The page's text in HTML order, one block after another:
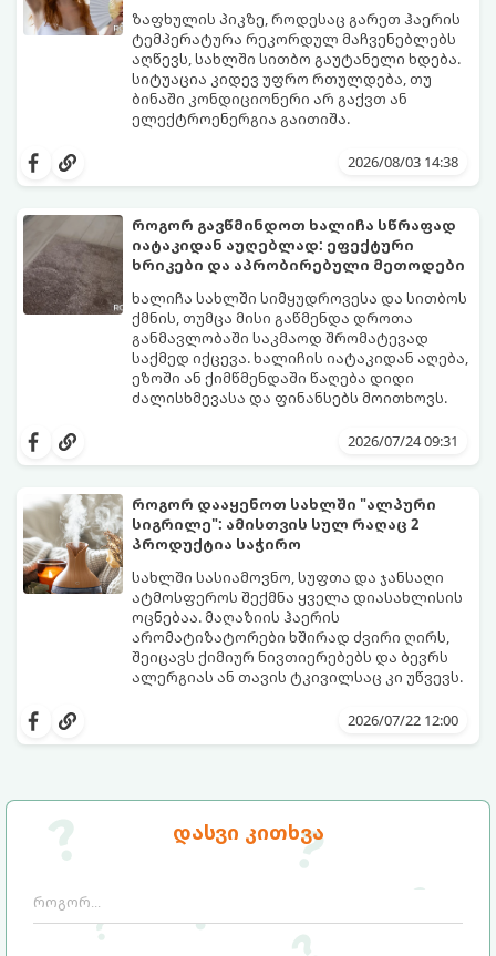
დასვი კითხვა
ზაფხულის პიკზე, როდესაც გარეთ ჰაერის
ტემპერატურა რეკორდულ მაჩვენებლებს
აღწევს, სახლში სითბო გაუტანელი ხდება.
სიტუაცია კიდევ უფრო რთულდება, თუ
ბინაში კონდიციონერი არ გაქვთ ან
ელექტროენერგია გაითიშა.
კანონები და გამოცდილი ყოფითი ხრიკები,
სასიამოვნო სიგრილე სპეციალური
ტექნიკის გარეშეც.
გთავაზობთ 10 საუკეთესო და
ხელმისაწვდომ მეთოდს:
2026/08/03 14:38
როგორ გავწმინდოთ ხალიჩა სწრაფად
იატაკიდან აუღებლად: ეფექტური
ხრიკები და აპრობირებული მეთოდები
ხალიჩა სახლში სიმყუდროვესა და სითბოს
ქმნის, თუმცა მისი გაწმენდა დროთა
განმავლობაში საკმაოდ შრომატევად
საქმედ იქცევა. ხალიჩის იატაკიდან აღება,
ეზოში ან ქიმწმენდაში წაღება დიდი
ძალისხმევასა და ფინანსებს მოითხოვს.
ეფექტური, ბიუჯეტური და აპრობირებული
ლაქების ამოყვანასა და პირვანდელი
სიახლის დაბრუნებას.
2026/07/24 09:31
როგორ დააყენოთ სახლში "ალპური
სიგრილე": ამისთვის სულ რაღაც 2
პროდუქტია საჭირო
სახლში სასიამოვნო, სუფთა და ჯანსაღი
ატმოსფეროს შექმნა ყველა დიასახლისის
ოცნებაა. მაღაზიის ჰაერის
არომატიზატორები ხშირად ძვირი ღირს,
შეიცავს ქიმიურ ნივთიერებებს და ბევრს
ალერგიას ან თავის ტკივილსაც კი უწვევს.
სიგრილისა“ და სიახლის ეფექტის მიღწევა
ინგრედიენტი დაგჭირდებათ, რომლებიც
2026/07/22 12:00